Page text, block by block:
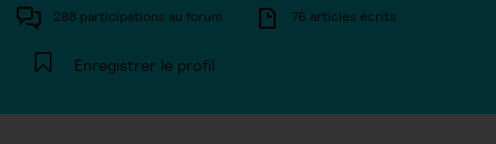
288 participations au forum 76 articles écrits
Enregistrer le profil